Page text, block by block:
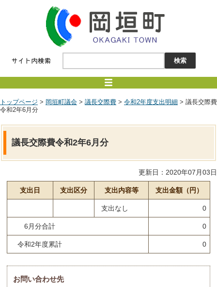
トップページ > 岡垣町議会 > 議長交際費 > 令和2年度支出明細 > 議長交際費
令和2年6月分
議長交際費令和2年6月分
更新日：2020年07月03日
支出日 支出区分 支出内容等 支出金額（円）
支出なし 0
6月分合計 0
令和2年度累計 0
お問い合わせ先